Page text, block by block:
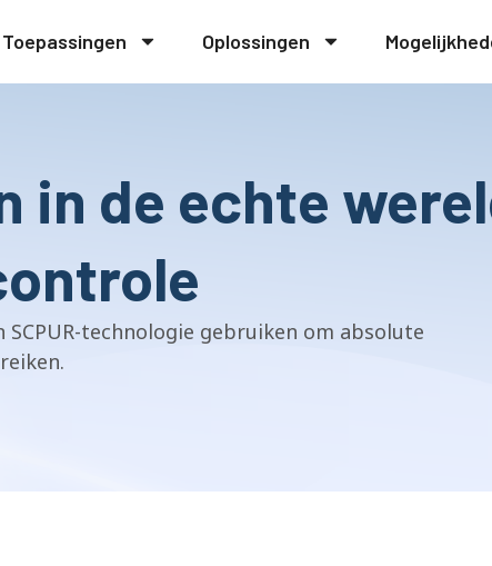
Toepassingen Oplossingen
in de echte
technologie gebruiken om absolute